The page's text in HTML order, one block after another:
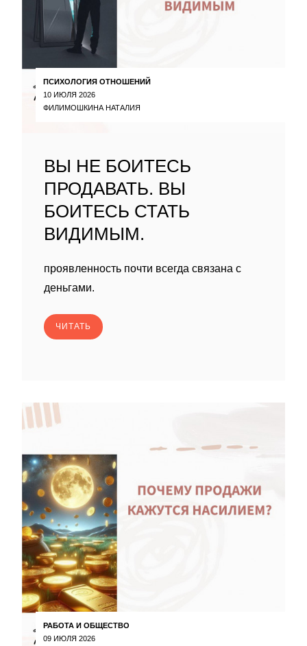
ПСИХОЛОГИЯ ОТНОШЕНИЙ
10 ИЮЛЯ 2026
ФИЛИМОШКИНА НАТАЛИЯ
ВЫ НЕ БОИТЕСЬ
ПРОДАВАТЬ. ВЫ
БОИТЕСЬ СТАТЬ
ВИДИМЫМ.
проявленность почти всегда связана с
деньгами.
ЧИТАТЬ
РАБОТА И ОБЩЕСТВО
09 ИЮЛЯ 2026